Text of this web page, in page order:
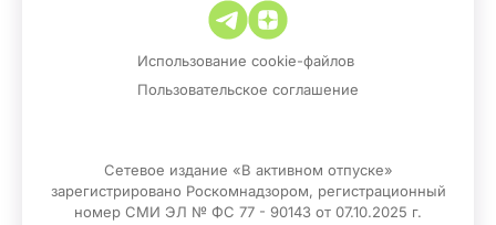
Использование cookie-файлов
Пользовательское соглашение
Сетевое издание «В активном отпуске»
зарегистрировано Роскомнадзором, регистрационный
номер СМИ ЭЛ № ФС 77 - 90143 от 07.10.2025 г.